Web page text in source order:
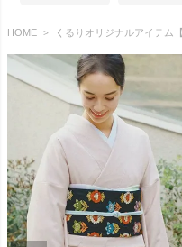
HOME くるりオリジナルアイテム